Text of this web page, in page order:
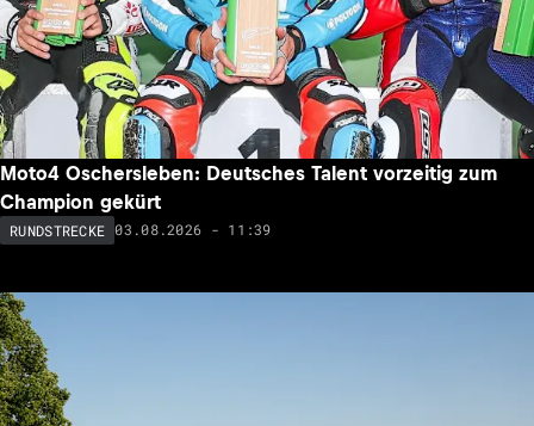
Moto4 Oschersleben: Deutsches Talent vorzeitig zum
Champion gekürt
RUNDSTRECKE 03.08.2026 - 11:39